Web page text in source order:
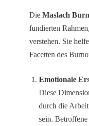
Die Maslach
fundierten
verstehen. Sie
Facetten des
Emotionale
Diese
durch die
sein.